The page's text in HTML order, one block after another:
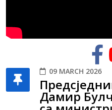
09 MARCH 2026
Дамир